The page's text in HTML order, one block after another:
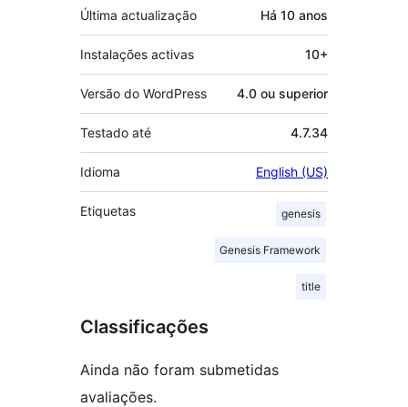
Última actualização Há 10 anos
Instalações activas 10+
Versão do WordPress 4.0 ou superior
Testado até 4.7.34
Idioma English (US)
Etiquetas genesis
Genesis Framework
title
Classificações
Ainda não foram submetidas
avaliações.